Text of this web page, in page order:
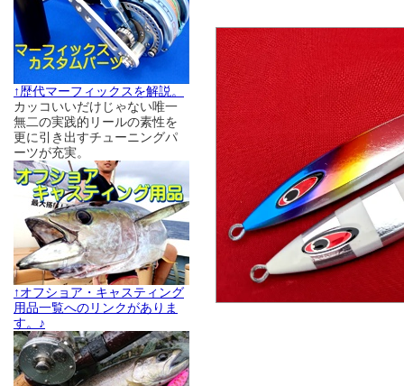
↑歴代マーフィックスを解説。
カッコいいだけじゃない唯一
無二の実践的リールの素性を
更に引き出すチューニングパ
ーツが充実。
↑オフショア・キャスティング
用品一覧へのリンクがありま
す。♪